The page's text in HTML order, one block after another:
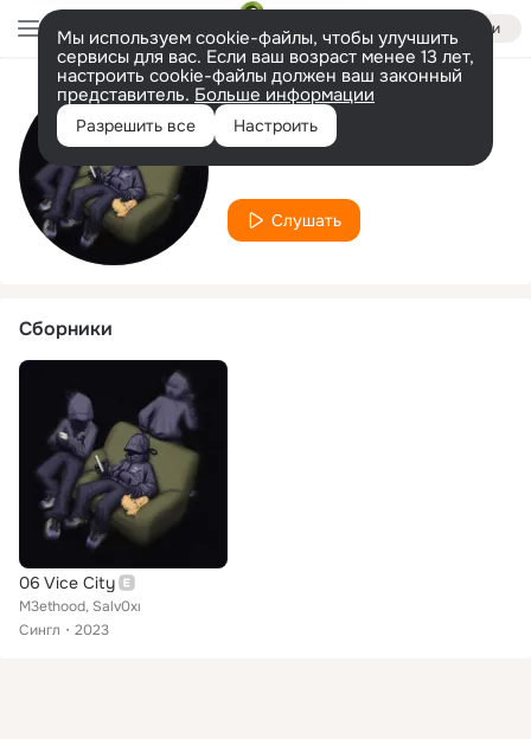
Войти
Мы используем cookie-файлы, чтобы улучшить
сервисы для вас. Если ваш возраст менее 13 лет,
настроить cookie-файлы должен ваш законный
представитель. Больше информации
Разрешить все Настроить
Исполнитель
Salv0xı
Слушать
Сборники
06 Vice City
M3ethood, Salv0xı
Сингл
2023